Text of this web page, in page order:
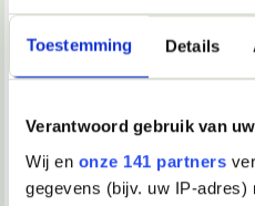
Toestemming Details
Verantwoord gebruik van
Wij en onze 141 partners
gegevens (bijv. uw IP-adres)
flyaway
aap
Vlindertje
flyaway schreef:
aap